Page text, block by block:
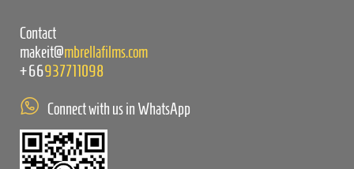
Contact
makeit@mbrellafilms.com
+66937711098
Connect with us in WhatsApp